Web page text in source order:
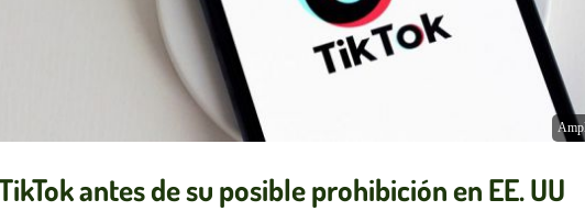
antes de su posible prohibición en EE. UU